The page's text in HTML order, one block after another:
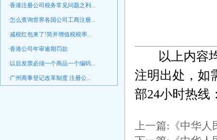
·香港注册公司税务常见问题之利...
·怎么查询世界各国公司工商注册...
·减税红包来了!简并增值税税率...
·香港公司年审逾期罚款
·以后发票必须一个商品一个编码...
·广州商事登记改革制度 注册公...
以上内容
注明出处，如
部24小时热线
上一篇: 《中华